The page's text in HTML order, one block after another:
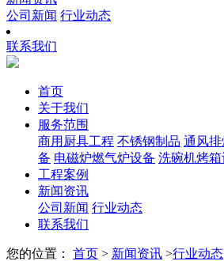
公司新闻 行业动态
联系我们
首页
关于我们
服务范围
商用厨具工程 不锈钢制品 通风
备 电磁炉燃气炉设备 洗碗机烤箱
工程案例
新闻资讯
公司新闻 行业动态
联系我们
您的位置： 首页 > 新闻资讯 >行业动态